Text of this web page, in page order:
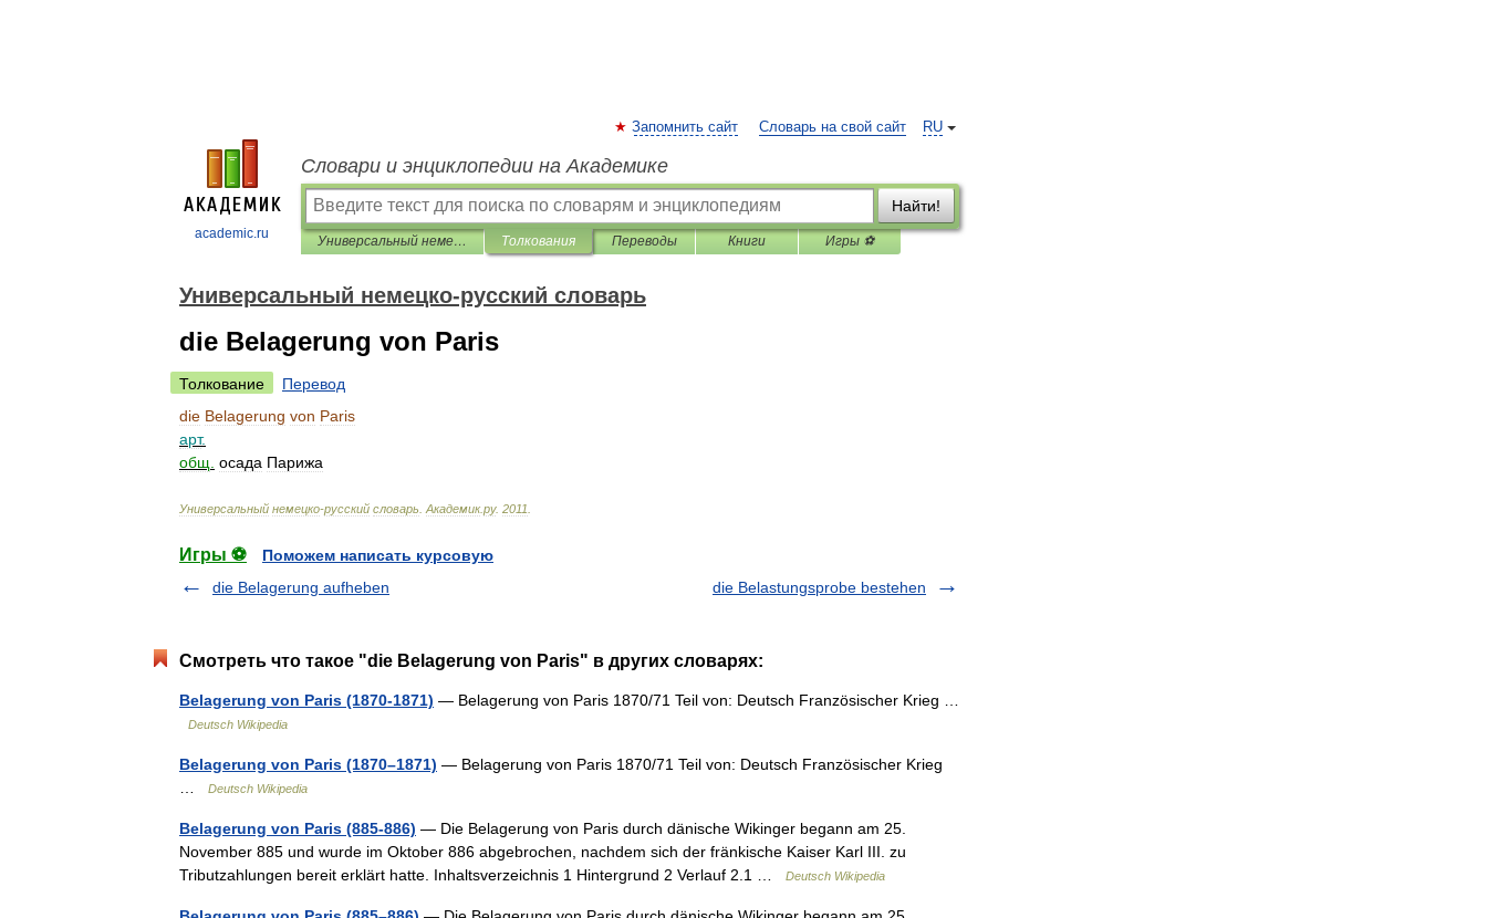
academic.ru
RU
Запомнить сайт Словарь на свой сайт
Словари и энциклопедии на Академике
Найти!
Универсальный немецко-русский словарь Толкования Переводы Книги Игры ⚽
Универсальный немецко-русский словарь
die Belagerung von Paris
Толкование
Перевод
die Belagerung von Paris
арт.
общ осада Парижа
Универсальный немецко-русский словарь Академик.ру. 2011
Игры ⚽
Поможем написать курсовую
die Belagerung aufheben
die Belastungsprobe bestehen
Смотреть что такое "die Belagerung von Paris" в других словарях:
Belagerung von Paris (1870-1871) — Belagerung von Paris 1870/71 Teil von: Deutsch Französischer Krieg …
Deutsch Wikipedia
Belagerung von Paris (1870–1871) — Belagerung von Paris 1870/71 Teil von: Deutsch Französischer Krieg
Deutsch Wikipedia
Belagerung von Paris (885-886) — Die Belagerung von Paris durch dänische Wikinger begann am 25.
November 885 und wurde im Oktober 886 abgebrochen, nachdem sich der fränkische Kaiser Karl III. zu
Tributzahlungen bereit erklärt hatte. Inhaltsverzeichnis 1 Hintergrund 2 Verlauf 2.1 …
Deutsch Wikipedia